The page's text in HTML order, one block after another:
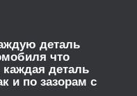
деталь
что
каждая деталь
и по зазорам с